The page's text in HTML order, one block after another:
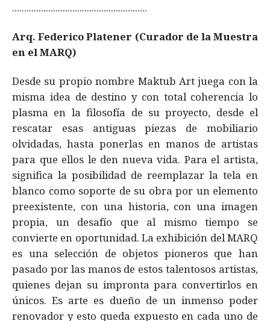
........................................................
Arq. Federico Platener (Curador de la Muestra
en el MARQ)
Desde su propio nombre Maktub Art juega con la
misma idea de destino y con total coherencia lo
plasma en la filosofía de su proyecto, desde el
rescatar esas antiguas piezas de mobiliario
olvidadas, hasta ponerlas en manos de artistas
para que ellos le den nueva vida. Para el artista,
significa la posibilidad de reemplazar la tela en
blanco como soporte de su obra por un elemento
preexistente, con una historia, con una imagen
propia, un desafío que al mismo tiempo se
convierte en oportunidad. La exhibición del MARQ
es una selección de objetos pioneros que han
pasado por las manos de estos talentosos artistas,
quienes dejan su impronta para convertirlos en
únicos. Es arte es dueño de un inmenso poder
renovador y esto queda expuesto en cada uno de